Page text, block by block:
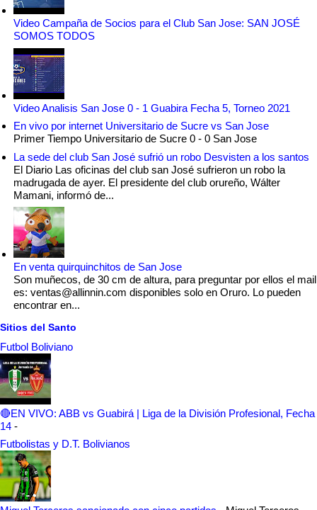
Video Campaña de Socios para el Club San Jose: SAN JOSÉ
SOMOS TODOS
Video Analisis San Jose 0 - 1 Guabira Fecha 5, Torneo 2021
En vivo por internet Universitario de Sucre vs San Jose
Primer Tiempo Universitario de Sucre 0 - 0 San Jose
La sede del club San José sufrió un robo Desvisten a los santos
El Diario Las oficinas del club san José sufrieron un robo la
madrugada de ayer. El presidente del club orureño, Wálter
Mamani, informó de...
En venta quirquinchitos de San Jose
Son muñecos, de 30 cm de altura, para preguntar por ellos el mail
es: ventas@allinnin.com disponibles solo en Oruro. Lo pueden
encontrar en...
Sitios del Santo
Futbol Boliviano
🔴EN VIVO: ABB vs Guabirá | Liga de la División Profesional, Fecha
14 -
Futbolistas y D.T. Bolivianos